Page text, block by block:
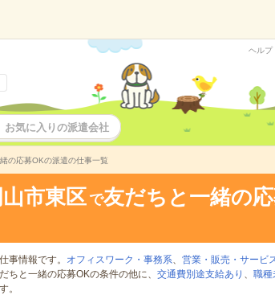
ヘルプ
お気に入りの派遣会社
の応募OKの派遣の仕事一覧
山市東区 で友だちと一緒の
事情報です。 オフィスワーク・事務系、 営業・販売・サービ
ちと一緒の応募OKの条件の他に、 交通費別途支給あり 、 職種
。